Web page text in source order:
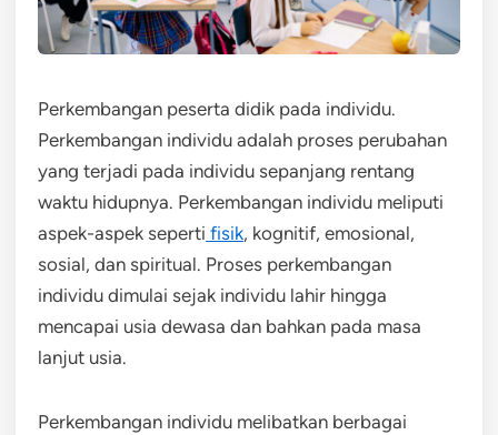
Perkembangan peserta didik pada individu.
Perkembangan individu adalah proses perubahan
yang terjadi pada individu sepanjang rentang
waktu hidupnya. Perkembangan individu meliputi
aspek-aspek seperti fisik, kognitif, emosional,
sosial, dan spiritual. Proses perkembangan
individu dimulai sejak individu lahir hingga
mencapai usia dewasa dan bahkan pada masa
lanjut usia.
Perkembangan individu melibatkan berbagai